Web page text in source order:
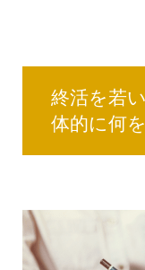
終活を若
体的に何